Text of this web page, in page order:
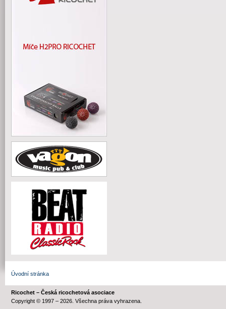
Úvodní stránka
Ricochet – Česká ricochetová asociace
Copyright © 1997 – 2026. Všechna práva vyhrazena.